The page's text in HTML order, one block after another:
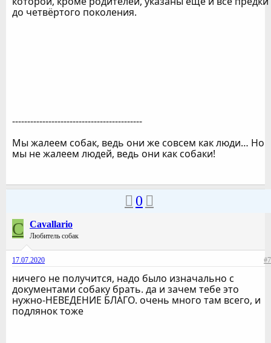
до четвёртого поколения.
-------------------------------------------
Мы жалеем собак, ведь они же совсем как люди… Но
мы не жалеем людей, ведь они как собаки!
0
C Cavallario
Любитель собак
17.07.2020 #7
ничего не получится, надо было изначально с
документами собаку брать. да и зачем тебе это
нужно-НЕВЕДЕНИЕ БЛАГО. очень много там всего, и
подлянок тоже